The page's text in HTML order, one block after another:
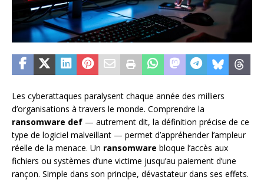
Les cyberattaques paralysent chaque année des milliers
d’organisations à travers le monde. Comprendre la
ransomware def — autrement dit, la définition précise de ce
type de logiciel malveillant — permet d’appréhender l’ampleur
réelle de la menace. Un ransomware bloque l’accès aux
fichiers ou systèmes d’une victime jusqu’au paiement d’une
rançon. Simple dans son principe, dévastateur dans ses effets.